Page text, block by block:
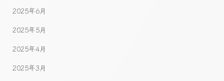
2025年6月
2025年5月
2025年4月
2025年3月